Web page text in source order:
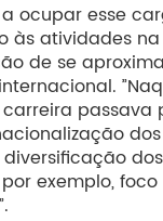
ocupar esse
às atividades na
de se
passava
exemplo,